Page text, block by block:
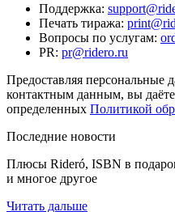
Поддержка:
Печать тиража:
Вопросы по услугам:
PR: pr@ridero.ru
Предоставляя персональные
контактным данным, вы даёте
определенных Политикой
Последние новости
Плюсы Rideró, ISBN в
и многое другое
Читать дальше